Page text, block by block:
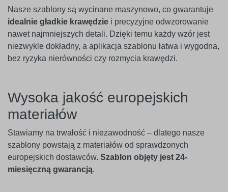
Nasze szablony są wycinane maszynowo, co gwarantuje
idealnie gładkie krawędzie i precyzyjne odwzorowanie
nawet najmniejszych detali. Dzięki temu każdy wzór jest
niezwykle dokładny, a aplikacja szablonu łatwa i wygodna,
bez ryzyka nierówności czy rozmycia krawędzi.
Wysoka jakość europejskich
materiałów
Stawiamy na trwałość i niezawodność – dlatego nasze
szablony powstają z materiałów od sprawdzonych
europejskich dostawców. Szablon objęty jest 24-
miesięczną gwarancją.